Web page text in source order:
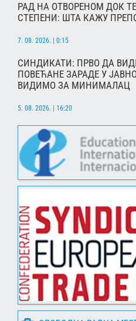
РАД НА ОТВОРЕНОМ ДОК
СТЕПЕНИ: ШТА КАЖУ
7. 08. 2026. | 0:15
СИНДИКАТИ: ПРВО ДА
ПОВЕЋАНЕ ЗАРАДЕ У
ВИДИМО ЗА МИНИМАЛАЦ
5. 08. 2026. | 16:20